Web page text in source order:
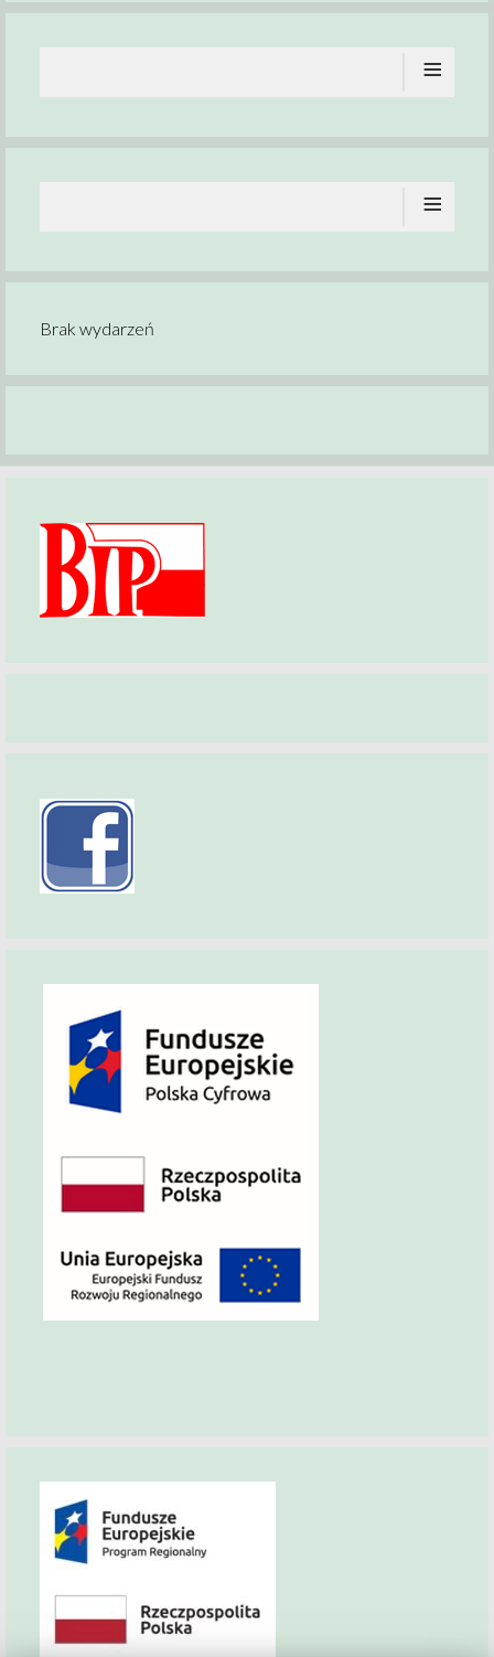
≡
≡
Brak wydarzeń